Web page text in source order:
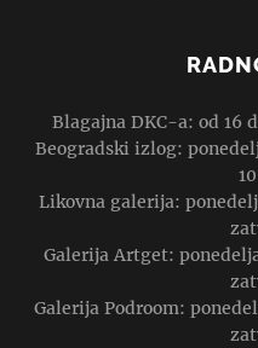
Blagajna DKC-a: od 16
Beogradski izlog:
Likovna galerija:
Galerija Artget:
Galerija Podroom: